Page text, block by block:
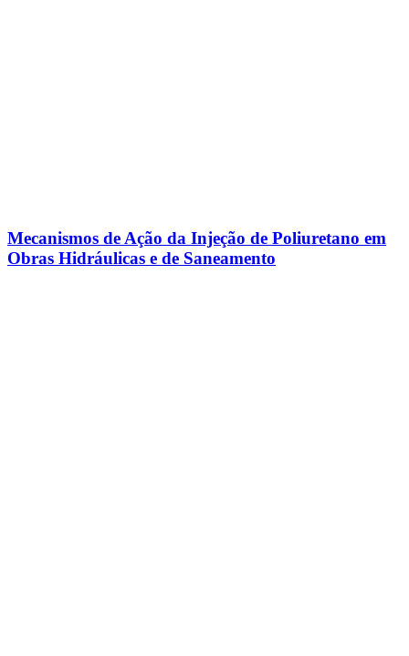
Mecanismos de Ação da Injeção de Poliuretano em
Obras Hidráulicas e de Saneamento